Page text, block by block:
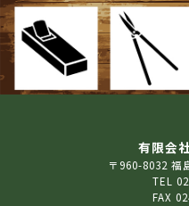
有限会
〒960-8032 福
TEL
FAX